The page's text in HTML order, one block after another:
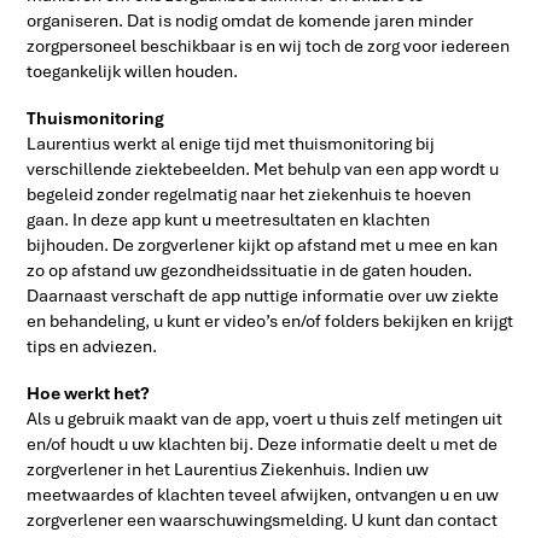
organiseren. Dat is nodig omdat de komende jaren minder
zorgpersoneel beschikbaar is en wij toch de zorg voor iedereen
toegankelijk willen houden.
Thuismonitoring
Laurentius werkt al enige tijd met thuismonitoring bij
verschillende ziektebeelden. Met behulp van een app wordt u
begeleid zonder regelmatig naar het ziekenhuis te hoeven
gaan. In deze app kunt u meetresultaten en klachten
bijhouden. De zorgverlener kijkt op afstand met u mee en kan
zo op afstand uw gezondheidssituatie in de gaten houden.
Daarnaast verschaft de app nuttige informatie over uw ziekte
en behandeling, u kunt er video’s en/of folders bekijken en krijgt
tips en adviezen.
Hoe werkt het?
Als u gebruik maakt van de app, voert u thuis zelf metingen uit
en/of houdt u uw klachten bij. Deze informatie deelt u met de
zorgverlener in het Laurentius Ziekenhuis. Indien uw
meetwaardes of klachten teveel afwijken, ontvangen u en uw
zorgverlener een waarschuwingsmelding. U kunt dan contact